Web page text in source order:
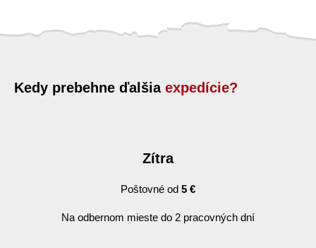
Kedy prebehne ďalšia expedície?
Zítra
Poštovné od 5 €
Na odbernom mieste do 2 pracovných dní